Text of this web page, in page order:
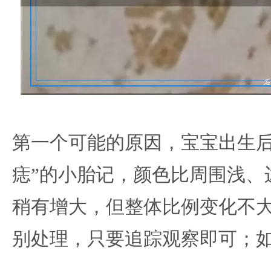
第一个可能的原因，宝宝出生
痣”的小胎记，颜色比周围浅
稍有增大，但整体比例变化不
别处理，只要追踪观察即可；